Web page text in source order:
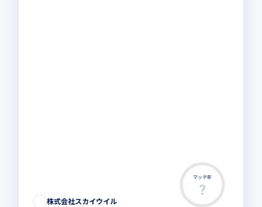
マッチ率
株式会社スカイウイル